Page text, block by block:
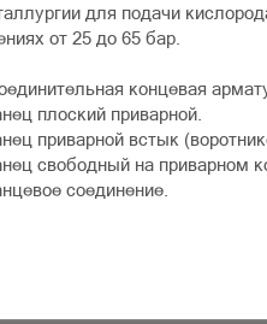
для подачи
от 25 до 65 бар.
концевая
плоский приварной.
приварной встык
свободный на приварном
соединение.